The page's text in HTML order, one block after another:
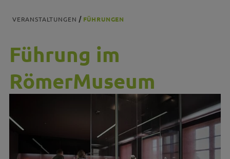
VERANSTALTUNGEN FÜHRUNGEN
Führung im
RömerMuseum